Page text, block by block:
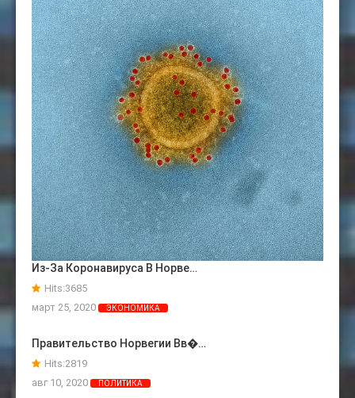
Из-За Коронавируса В Норве…
Hits:3685
март 25, 2020
ЭКОНОМИКА
Правительство Норвегии Вв�…
Hits:2819
авг 10, 2020
ПОЛИТИКА